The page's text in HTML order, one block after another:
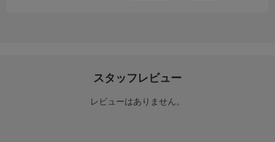
スタッフレビュー
レビューはありません。